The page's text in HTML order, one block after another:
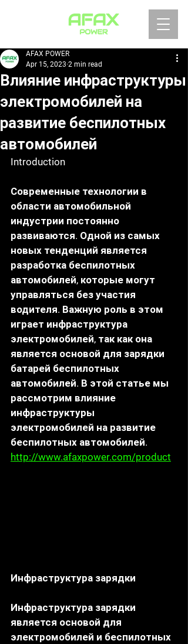
Влияние инфраструктуры
электромобилей на
развитие беспилотных
автомобилей
AFAX POWER
Apr 15, 2023 2 min read
Introduction
Современные технологии в
области автомобильной
индустрии постоянно
развиваются. Одной из самых
новых тенденций является
разработка беспилотных
автомобилей, которые могут
управляться без участия
водителя. Важную роль в этом
играет инфраструктура
электромобилей, так как она
является основой для зарядки
батарей беспилотных
автомобилей. В этой статье мы
рассмотрим влияние
инфраструктуры
электромобилей на развитие
беспилотных автомобилей.
http://www.afaxpower.com/product
Инфраструктура зарядки
Инфраструктура зарядки
является основой для
электромобилей и беспилотных